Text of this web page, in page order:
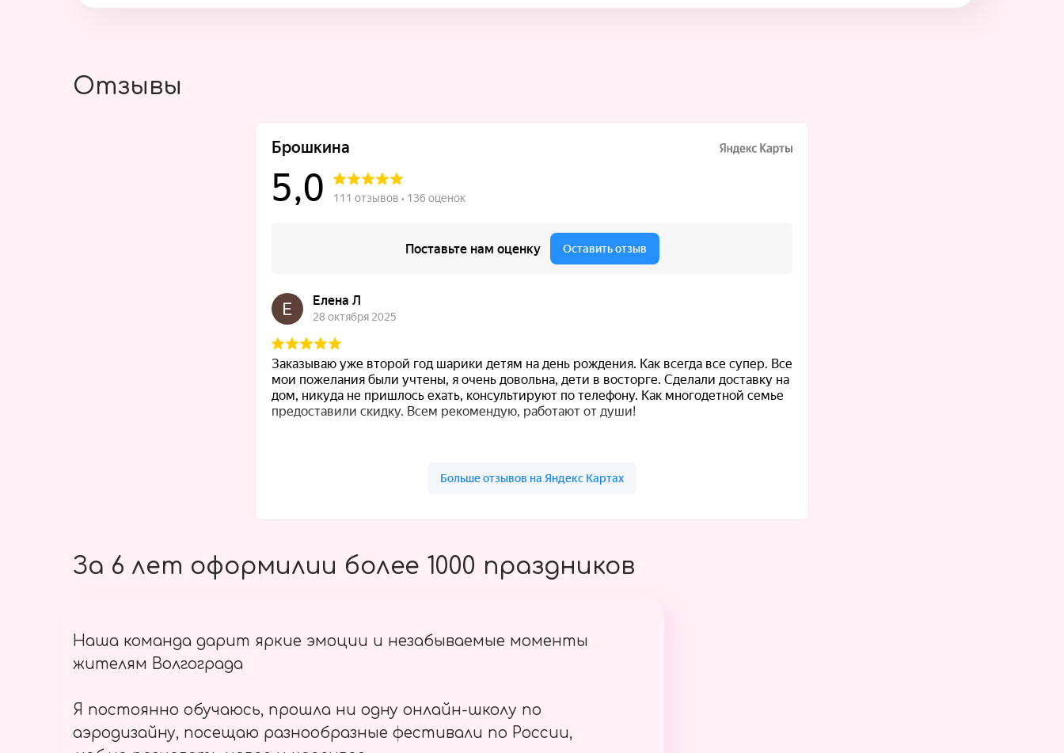
Отзывы
За 6 лет оформилии более 1000 праздников
Наша команда дарит яркие эмоции и незабываемые моменты
жителям Волгограда
Я постоянно обучаюсь, прошла ни одну онлайн-школу по
аэродизайну, посещаю разнообразные фестивали по России,